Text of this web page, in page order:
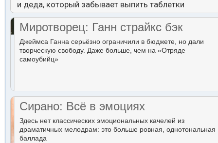
и деда, который забывает выпить таблетки
Миротворец: Ганн страйкс бэк
Джеймса Ганна серьёзно ограничили в бюджете, но дали
творческую свободу. Даже больше, чем на «Отряде
самоубийц»
Сирано: Всё в эмоциях
Здесь нет классических эмоциональных качелей из
драматичных мелодрам: это больше ровная, однотональная
баллада